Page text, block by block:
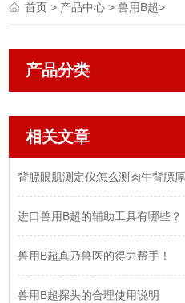
首页> 产品中心>兽用B超>
产品分类
相关文章
背膘眼肌测定仪怎么测肉牛背膘
进口兽用B超的辅助工具有哪些？
兽用B超真乃兽医的得力帮手！
兽用B超探头的合理使用说明